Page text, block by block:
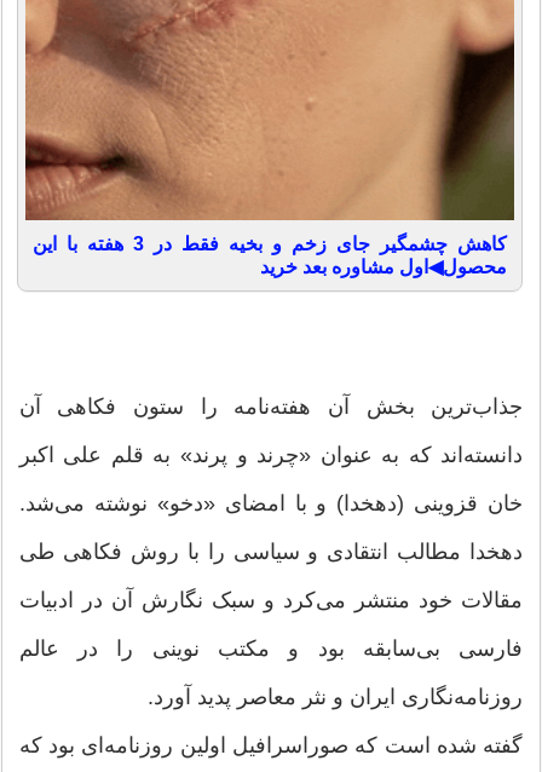
کاهش چشمگیر جای زخم و بخیه فقط در 3 هفته با این
محصول◀اول مشاوره بعد خرید
جذاب‌ترین بخش آن هفته‌نامه را ستون فکاهی آن
دانسته‌اند که به عنوان «چرند و پرند» به قلم علی اکبر
خان قزوینی (دهخدا) و با امضای «دخو» نوشته می‌شد.
دهخدا مطالب انتقادی و سیاسی را با روش فکاهی طی
مقالات خود منتشر می‌کرد و سبک نگارش آن در ادبیات
فارسی بی‌سابقه بود و مکتب نوینی را در عالم
روزنامه‌نگاری ایران و نثر معاصر پدید آورد.
گفته شده است که صوراسرافیل اولین روزنامه‌ای بود که